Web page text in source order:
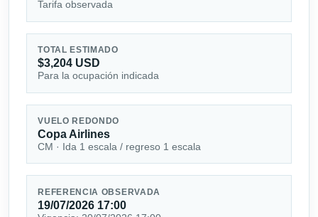
Tarifa observada
TOTAL ESTIMADO
$3,204 USD
Para la ocupación indicada
VUELO REDONDO
Copa Airlines
CM · Ida 1 escala / regreso 1 escala
REFERENCIA OBSERVADA
19/07/2026 17:00